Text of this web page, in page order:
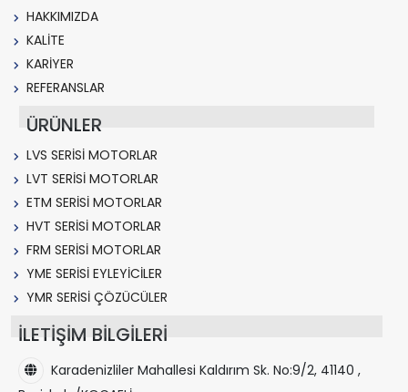
HAKKIMIZDA
KALİTE
KARİYER
REFERANSLAR
ÜRÜNLER
LVS SERİSİ MOTORLAR
LVT SERİSİ MOTORLAR
ETM SERİSİ MOTORLAR
HVT SERİSİ MOTORLAR
FRM SERİSİ MOTORLAR
YME SERİSİ EYLEYİCİLER
YMR SERİSİ ÇÖZÜCÜLER
İLETİŞİM BİLGİLERİ
Karadenizliler Mahallesi Kaldırım Sk. No:9/2, 41140 ,